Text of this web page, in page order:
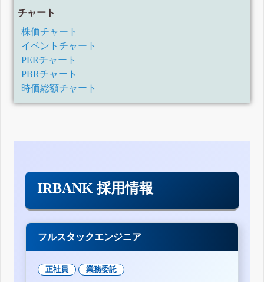
チャート
株価チャート
イベントチャート
PERチャート
PBRチャート
時価総額チャート
IRBANK 採用情報
フルスタックエンジニア
正社員 業務委託